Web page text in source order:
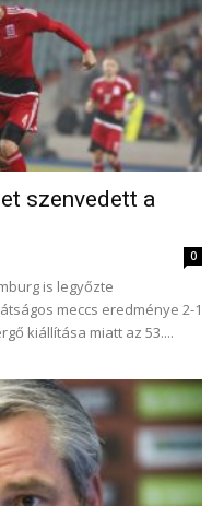
szenvedett a
0
is legyőzte
meccs eredménye 2-1
kiállítása miatt az 53....